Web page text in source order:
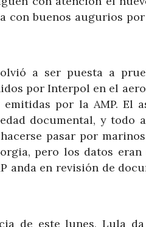
con buenos augurios
a ser puesta a
por Interpol en el
emitidas por la AMP. El
documental, y todo
pasar por
pero los datos
anda en revisión de
de este lunes, Lula